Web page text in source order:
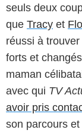
seuls deux
que Tracy et Flo
réussi à
forts et
maman
avec qui TV
avoir pris
son parcours